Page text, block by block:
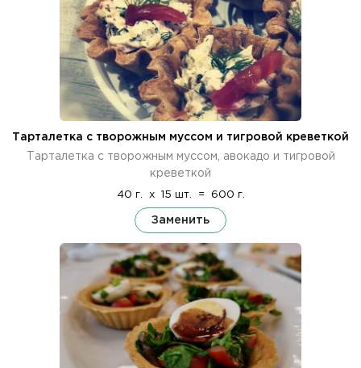
Тарталетка с творожным муссом и тигровой креветкой
Тарталетка с творожным муссом, авокадо и тигровой
креветкой
40 г. x 15 шт. = 600 г.
Заменить